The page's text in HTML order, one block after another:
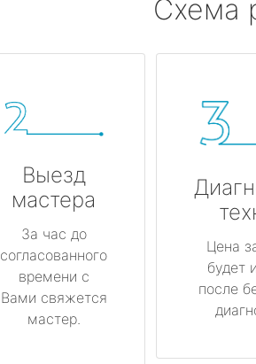
Схема
Выезд
мастера
За час до
согласованного
времени с
Вами свяжется
мастер.
Цена
будет
после